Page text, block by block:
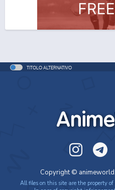
no Shima (ITA)
Movie - 2005 - 1h e 31
One Piece: Le
Special - 2005 - 42 min/ep
One Piece Movie 07:
Movie - 2006 - 1h e 34
TITOLO ALTERNATIVO
Copyright ©
All files on this site are the property